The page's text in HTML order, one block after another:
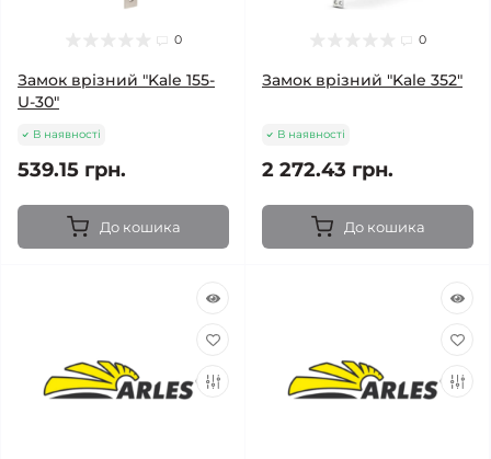
0
Замок врізний "Kale 155-
U-30"
В наявності
539.15 грн.
До кошика
0
Замок врізний "Kale 352"
В наявності
2 272.43 грн.
До кошика